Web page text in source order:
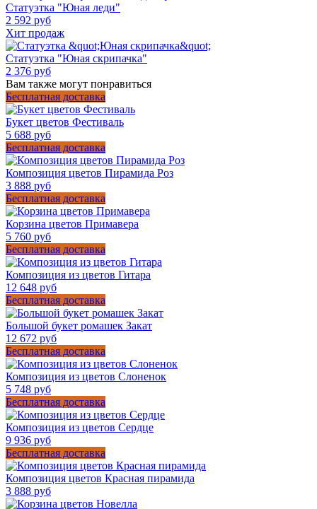
Статуэтка "Юная леди"
2 592 руб
Хит продаж
Статуэтка "Юная скрипачка"
2 376 руб
Вам также могут понравиться
Бесплатная доставка
Букет цветов Фестиваль
5 688 руб
Бесплатная доставка
Композиция цветов Пирамида Роз
3 888 руб
Бесплатная доставка
Корзина цветов Примавера
5 760 руб
Бесплатная доставка
Композиция из цветов Гитара
12 648 руб
Бесплатная доставка
Большой букет ромашек Закат
12 672 руб
Бесплатная доставка
Композиция из цветов Слоненок
5 748 руб
Бесплатная доставка
Композиция из цветов Сердце
9 936 руб
Бесплатная доставка
Композиция цветов Красная пирамида
3 888 руб